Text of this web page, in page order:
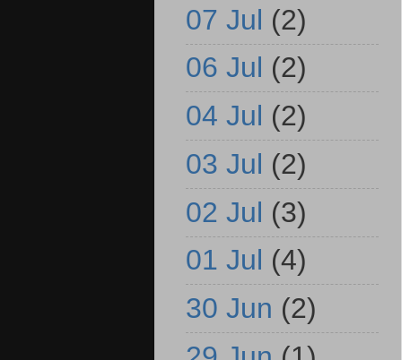
07 Jul (2)
06 Jul (2)
04 Jul (2)
03 Jul (2)
02 Jul (3)
01 Jul (4)
30 Jun (2)